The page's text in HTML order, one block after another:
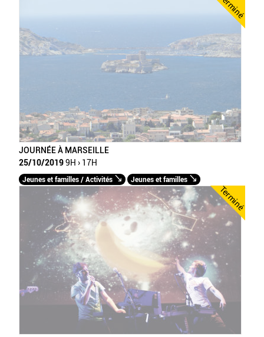
Terminé
JOURNÉE À MARSEILLE
25/10/20199H › 17H
Jeunes et familles / Activités Jeunes et familles
Terminé